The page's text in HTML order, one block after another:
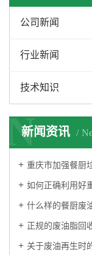
公司新闻
行业新闻
技术知识
新闻资讯
N
重庆市加强餐厨
如何正确利用好
什么样的餐厨废
正规的废油脂回
关于废油再生时